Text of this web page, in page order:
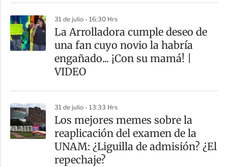
31 de julio - 16:30 Hrs
La Arrolladora cumple deseo de
una fan cuyo novio la habría
engañado... ¡Con su mamá! |
VIDEO
31 de julio - 13:33 Hrs
Los mejores memes sobre la
reaplicación del examen de la
UNAM: ¿Liguilla de admisión? ¿El
repechaje?